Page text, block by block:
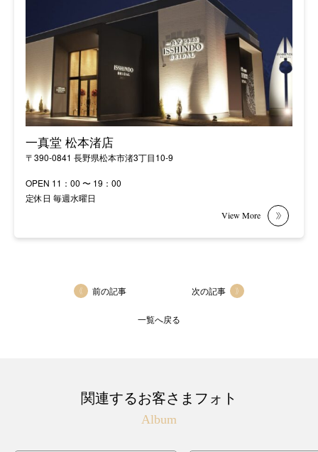
一真堂 松本渚店
〒390-0841 長野県松本市渚3丁目10-9
OPEN 11：00 〜 19：00
定休日 毎週水曜日
前の記事
一覧へ戻る
次の記事
関連するお客さまフォト
Album